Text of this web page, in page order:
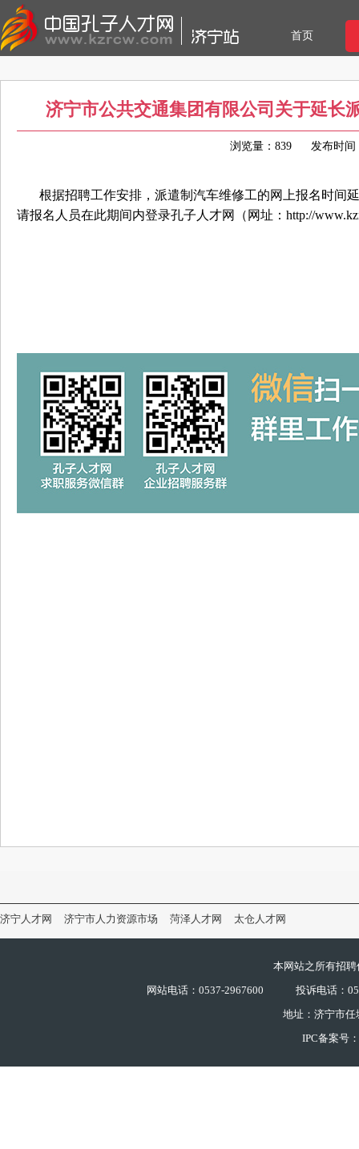
首页
济宁市公共交通集团有限公司关于延长
浏览量：839 发布时间
根据招聘工作安排，派遣制汽车维修工的网上报名时间
请报名人员在此期间内登录孔子人才网（网址：http://
济宁人才网 济宁市人力资源市场 菏泽人才网 太仓人才网
本网站之所有招
网站电话：0537-2967600
投诉电话：
地址：济宁市任
IPC备案号